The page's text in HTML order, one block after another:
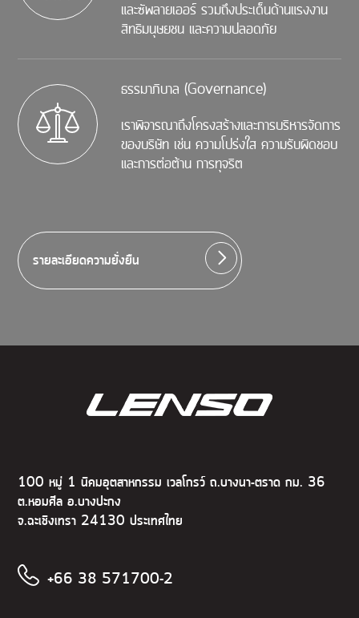
และซัพลายเออร์ รวมถึงประเด็นด้านแรงงาน
สิทธิมนุษยชน และความปลอดภัย
ธรรมาภิบาล (Governance)
เราพิจารณาถึงโครงสร้างและการบริหารจัดการ
ของบริษัท เช่น ความโปร่งใส ความรับผิดชอบ
และการต่อต้าน การทุจริต
รายละเอียดความยั่งยืน
100 หมู่ 1 นิคมอุตสาหกรรม เวลโกรว์ ถ.บางนา-ตราด กม. 36
ต.หอมศีล อ.บางปะกง
จ.ฉะเชิงเทรา 24130 ประเทศไทย
+66 38 571700-2